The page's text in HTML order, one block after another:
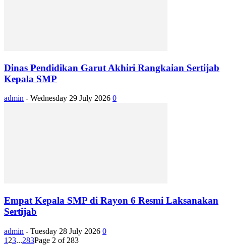
Dinas Pendidikan Garut Akhiri Rangkaian Sertijab
Kepala SMP
admin - Wednesday 29 July 2026 0
Empat Kepala SMP di Rayon 6 Resmi Laksanakan
Sertijab
admin - Tuesday 28 July 2026 0
1 23...283Page 2 of 283